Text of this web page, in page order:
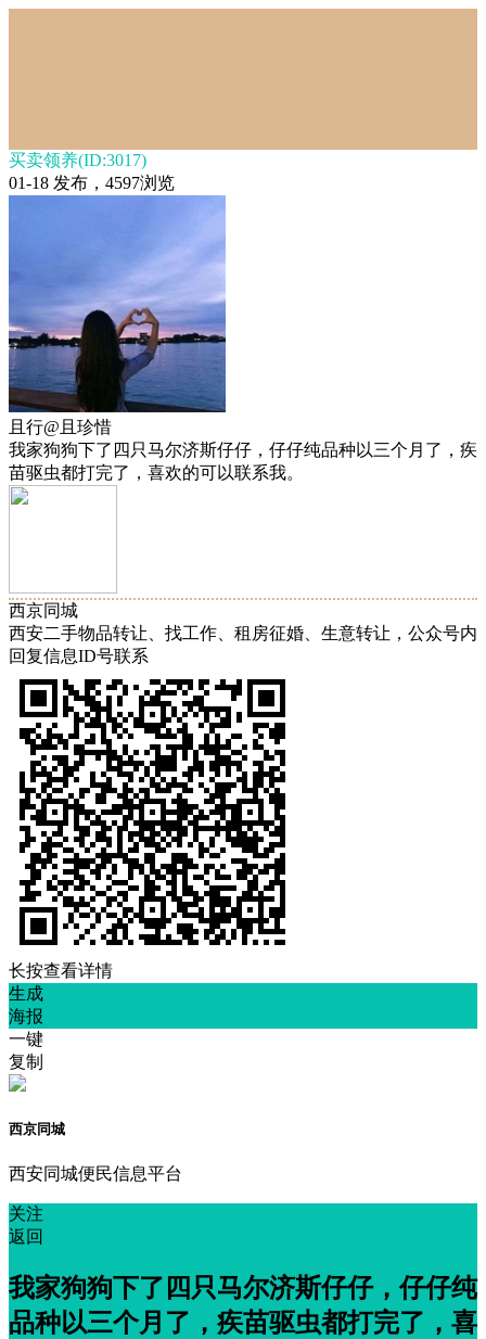
买卖领养(ID:3017)
01-18 发布，4597浏览
且行@且珍惜
我家狗狗下了四只马尔济斯仔仔，仔仔纯品种以三个月了，疾
苗驱虫都打完了，喜欢的可以联系我。
西京同城
西安二手物品转让、找工作、租房征婚、生意转让，公众号内
回复信息ID号联系
长按查看详情
生成
海报
一键
复制
西京同城
西安同城便民信息平台
关注
返回
我家狗狗下了四只马尔济斯仔仔，仔仔纯
品种以三个月了，疾苗驱虫都打完了，喜